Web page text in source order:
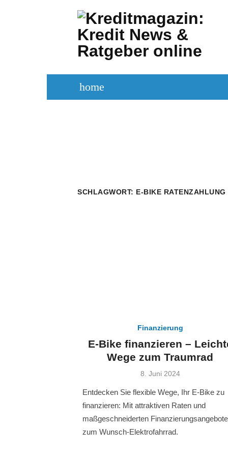
home
SCHLAGWORT: E-BIKE RATENZAHLUNG
Finanzierung
E-Bike finanzieren –
Wege zum Traumrad
Veröffentlicht
8. Juni 2024
Entdecken Sie flexible Wege, Ihr E-Bike zu
finanzieren: Mit attraktiven Raten und
maßgeschneiderten
zum Wunsch-Elektrofahrrad.